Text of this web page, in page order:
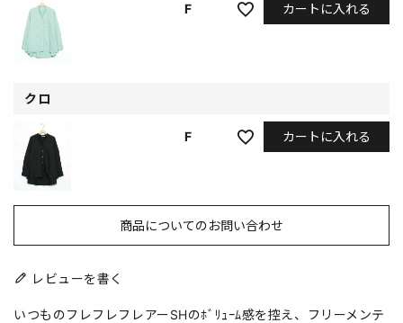
F カートに入れる
クロ
F カートに入れる
商品についてのお問い合わせ
レビューを書く
いつものフレフレフレアーSHのﾎﾞﾘｭｰﾑ感を控え、フリーメンテ